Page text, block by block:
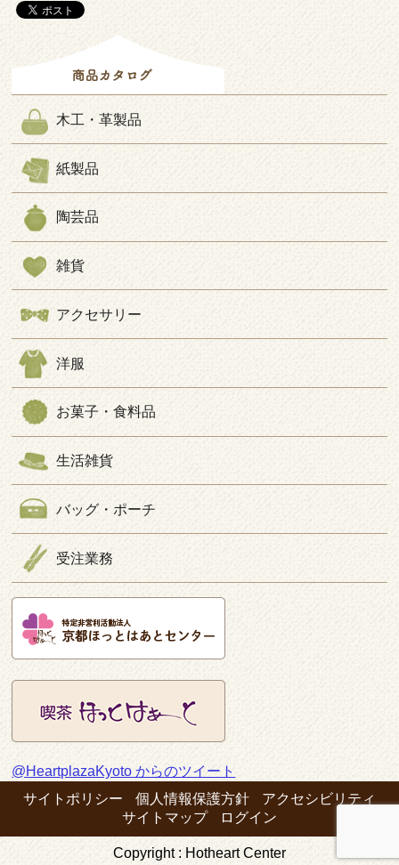
木工・革製品
紙製品
陶芸品
雑貨
アクセサリー
洋服
お菓子・食料品
生活雑貨
バッグ・ポーチ
受注業務
@HeartplazaKyoto からのツイート
サイトポリシー
個人情報保護方針
アクセシビリティ
サイトマップ
ログイン
Copyright : Hotheart Center